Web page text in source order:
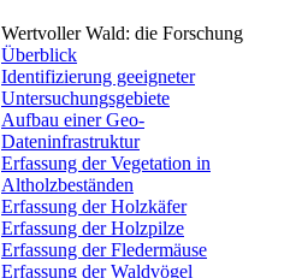
Wertvoller Wald: die Forschung
Überblick
Identifizierung geeigneter
Untersuchungsgebiete
Aufbau einer Geo-
Dateninfrastruktur
Erfassung der Vegetation in
Altholzbeständen
Erfassung der Holzkäfer
Erfassung der Holzpilze
Erfassung der Fledermäuse
Erfassung der Waldvögel